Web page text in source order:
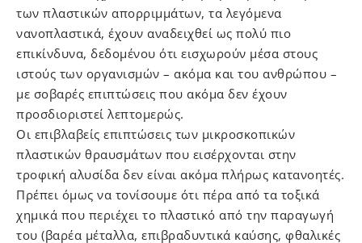
των πλαστικών απορριμμάτων, τα λεγόμενα
νανοπλαστικά, έχουν αναδειχθεί ως πολύ πιο
επικίνδυνα, δεδομένου ότι εισχωρούν μέσα στους
ιστούς των οργανισμών – ακόμα και του ανθρώπου –
με σοβαρές επιπτώσεις που ακόμα δεν έχουν
προσδιοριστεί λεπτομερώς.
Οι επιβλαβείς επιπτώσεις των μικροσκοπικών
πλαστικών θραυσμάτων που εισέρχονται στην
τροφική αλυσίδα δεν είναι ακόμα πλήρως κατανοητές.
Πρέπει όμως να τονίσουμε ότι πέρα από τα τοξικά
χημικά που περιέχει το πλαστικό από την παραγωγή
του (βαρέα μέταλλα, επιβραδυντικά καύσης, φθαλικές